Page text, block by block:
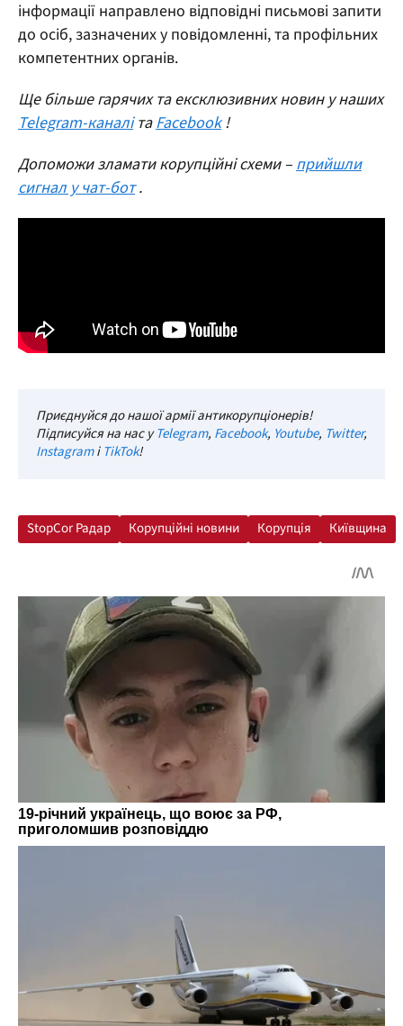
інформації направлено відповідні письмові запити
до осіб, зазначених у повідомленні, та профільних
компетентних органів.
Ще більше гарячих та ексклюзивних новин у наших
Telegram-каналі та Facebook !
Допоможи зламати корупційні схеми – прийшли
сигнал у чат-бот .
Приєднуйся до нашої армії антикорупціонерів!
Підписуйся на нас уTelegram, Facebook, Youtube, Twitter,
InstagramіTikTok!
StopCor Радар Корупційні новини Корупція Київщина